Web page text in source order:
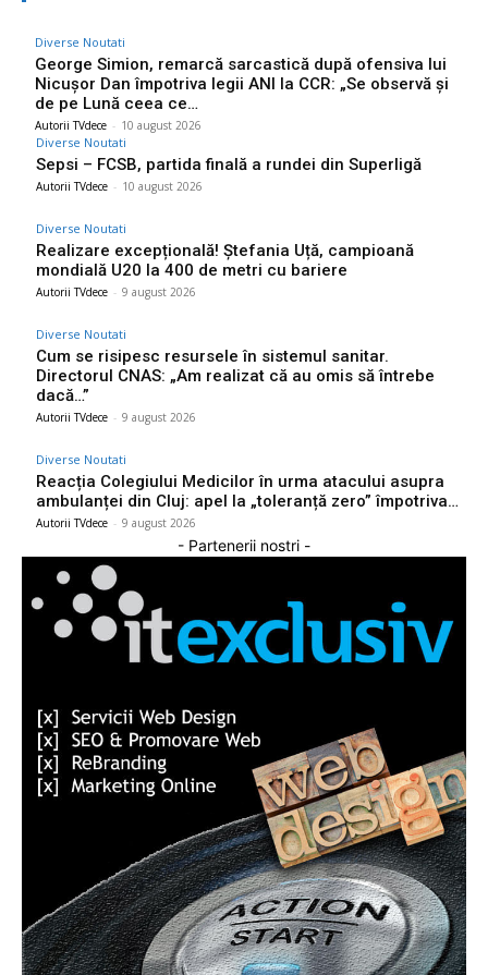
Diverse Noutati
George Simion, remarcă sarcastică după ofensiva lui
Nicușor Dan împotriva legii ANI la CCR: „Se observă și
de pe Lună ceea ce…
Autorii TVdece - 10 august 2026
Diverse Noutati
Sepsi – FCSB, partida finală a rundei din Superligă
Autorii TVdece - 10 august 2026
Diverse Noutati
Realizare excepțională! Ștefania Uță, campioană
mondială U20 la 400 de metri cu bariere
Autorii TVdece - 9 august 2026
Diverse Noutati
Cum se risipesc resursele în sistemul sanitar.
Directorul CNAS: „Am realizat că au omis să întrebe
dacă…”
Autorii TVdece - 9 august 2026
Diverse Noutati
Reacția Colegiului Medicilor în urma atacului asupra
ambulanței din Cluj: apel la „toleranță zero” împotriva…
Autorii TVdece - 9 august 2026
- Partenerii nostri -